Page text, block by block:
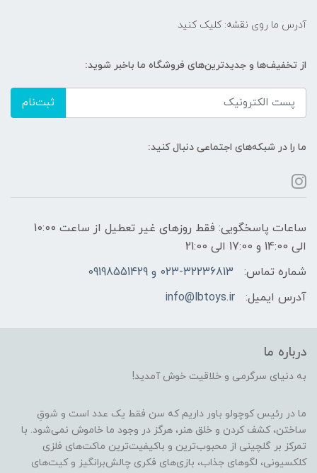
آدرس ما روی نقشه: کلیک کنید
از تخفیف‌ها و جدیدترین‌های فروشگاه ما باخبر شوید:
ثبت‌نام
ما را در شبکه‌های اجتماعی دنبال کنید:
ساعات پاسخگویی: فقط روزهای غیر تعطیل از ساعت 10:00
الی 14:00 و 17:00 الی 21:00
شماره تماس:
023-32236813 و 09198551429
آدرس ایمیل:
info@lbtoys.ir
درباره ما
به دنیای سرگرمی و خلاقیت خوش آمدید!
ما در رئیس کوچولو باور داریم که سن فقط یک عدد است و شوقِ
ساختن، کشف کردن و خلق هنر، هرگز در وجود ما خاموش نمی‌شود. با
تمرکز بر گلچینی از محبوب‌ترین و باکیفیت‌ترین ماکت‌های فلزی
کلکسیونی، لگوهای جذاب، بازی‌های فکری چالش‌برانگیز و کیت‌های